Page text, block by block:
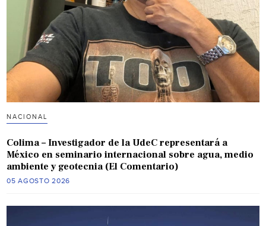
NACIONAL
Colima – Investigador de la UdeC representará a
México en seminario internacional sobre agua, medio
ambiente y geotecnia (El Comentario)
05 AGOSTO 2026